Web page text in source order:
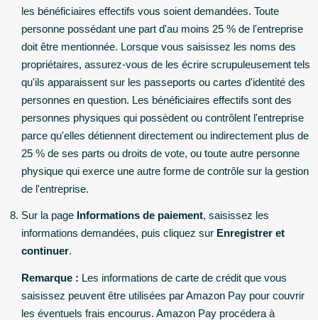
les bénéficiaires effectifs vous soient demandées. Toute
personne possédant une part d'au moins 25 % de l'entreprise
doit être mentionnée. Lorsque vous saisissez les noms des
propriétaires, assurez-vous de les écrire scrupuleusement tels
qu'ils apparaissent sur les passeports ou cartes d'identité des
personnes en question. Les bénéficiaires effectifs sont des
personnes physiques qui possèdent ou contrôlent l'entreprise
parce qu'elles détiennent directement ou indirectement plus de
25 % de ses parts ou droits de vote, ou toute autre personne
physique qui exerce une autre forme de contrôle sur la gestion
de l'entreprise.
Sur la page Informations de paiement, saisissez les
informations demandées, puis cliquez sur Enregistrer et
continuer.
Remarque : Les informations de carte de crédit que vous
saisissez peuvent être utilisées par Amazon Pay pour couvrir
les éventuels frais encourus. Amazon Pay procédera à